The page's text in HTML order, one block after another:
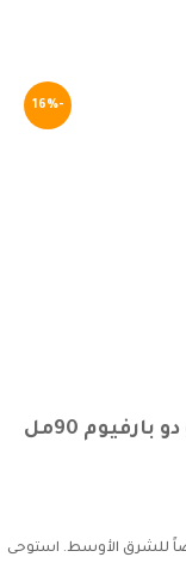
-16%
90مل
للشرق الأوسط. استوحى